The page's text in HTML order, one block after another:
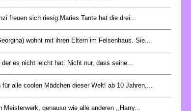
freuen sich riesig:Maries Tante hat die drei...
wohnt mit ihren Eltern im Felsenhaus. Sie...
der es nicht leicht hat. Nicht nur, dass seine...
für alle coolen Mädchen dieser Welt! ab 10 Jahren,...
Meisterwerk, genauso wie alle anderen ,,Harry...